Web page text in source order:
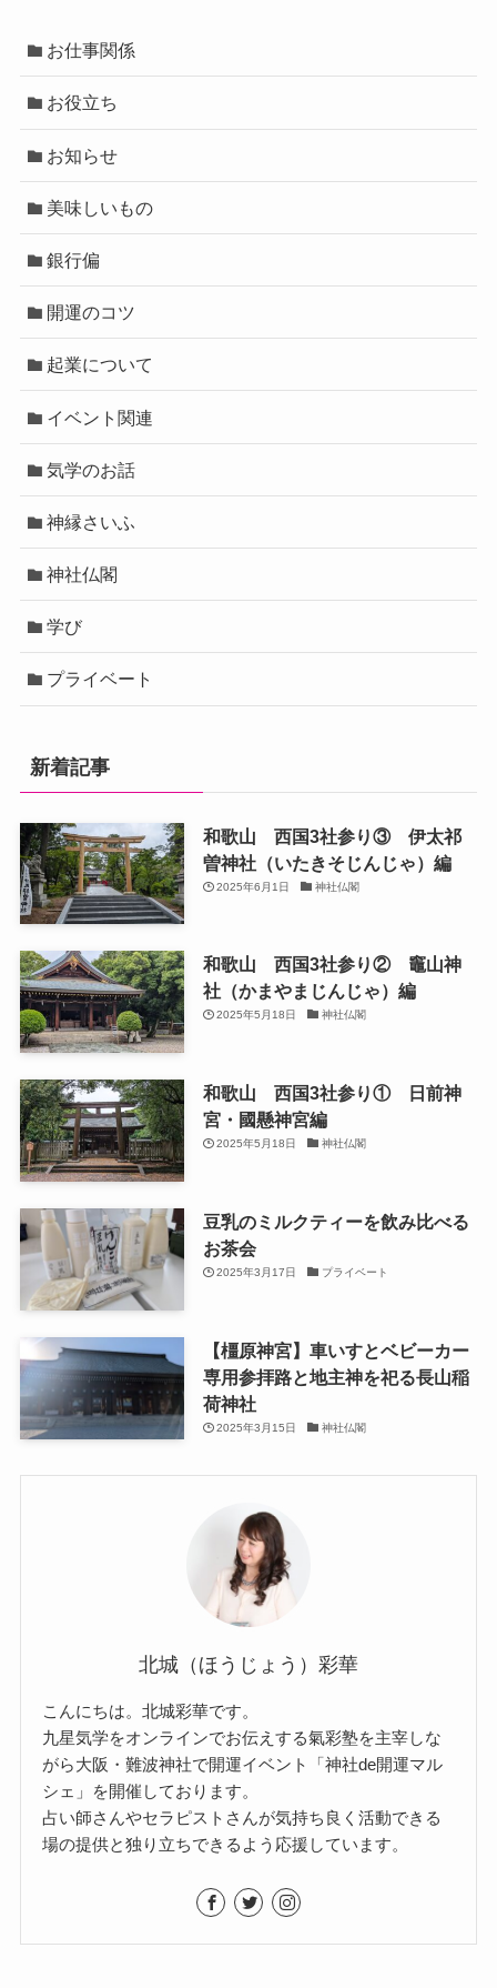
お仕事関係
お役立ち
お知らせ
美味しいもの
銀行偏
開運のコツ
起業について
イベント関連
気学のお話
神縁さいふ
神社仏閣
学び
プライベート
新着記事
和歌山 西国3社参り③ 伊太祁
曽神社（いたきそじんじゃ）編
2025年6月1日 神社仏閣
和歌山 西国3社参り② 竈山神
社（かまやまじんじゃ）編
2025年5月18日 神社仏閣
和歌山 西国3社参り① 日前神
宮・國懸神宮編
2025年5月18日 神社仏閣
豆乳のミルクティーを飲み比べる
お茶会
2025年3月17日 プライベート
【橿原神宮】車いすとベビーカー
専用参拝路と地主神を祀る長山稲
荷神社
2025年3月15日 神社仏閣
北城（ほうじょう）彩華
こんにちは。北城彩華です。
九星気学をオンラインでお伝えする氣彩塾を主宰しな
がら大阪・難波神社で開運イベント「神社de開運マル
シェ」を開催しております。
占い師さんやセラピストさんが気持ち良く活動できる
場の提供と独り立ちできるよう応援しています。